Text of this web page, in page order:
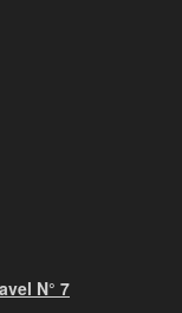
N° 7